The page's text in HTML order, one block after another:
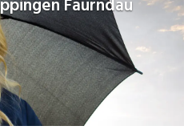
Faurndau